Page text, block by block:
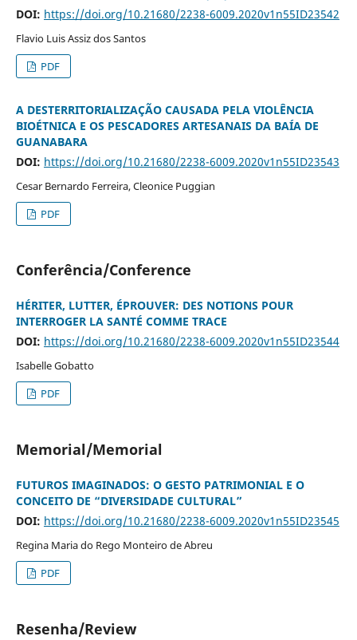
DOI: https://doi.org/10.21680/2238-6009.2020v1n55ID23542
Flavio Luis Assiz dos Santos
PDF
A DESTERRITORIALIZAÇÃO CAUSADA PELA VIOLÊNCIA
BIOÉTNICA E OS PESCADORES ARTESANAIS DA BAÍA DE
GUANABARA
DOI: https://doi.org/10.21680/2238-6009.2020v1n55ID23543
Cesar Bernardo Ferreira, Cleonice Puggian
PDF
Conferência/Conference
HÉRITER, LUTTER, ÉPROUVER: DES NOTIONS POUR
INTERROGER LA SANTÉ COMME TRACE
DOI: https://doi.org/10.21680/2238-6009.2020v1n55ID23544
Isabelle Gobatto
PDF
Memorial/Memorial
FUTUROS IMAGINADOS: O GESTO PATRIMONIAL E O
CONCEITO DE “DIVERSIDADE CULTURAL”
DOI: https://doi.org/10.21680/2238-6009.2020v1n55ID23545
Regina Maria do Rego Monteiro de Abreu
PDF
Resenha/Review